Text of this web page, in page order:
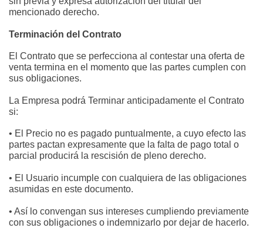
mencionado derecho.
Terminación del Contrato
El Contrato que se perfecciona al contestar una oferta de
venta termina en el momento que las partes cumplen con
sus obligaciones.
La Empresa podrá Terminar anticipadamente el Contrato
si:
• El Precio no es pagado puntualmente, a cuyo efecto las
partes pactan expresamente que la falta de pago total o
parcial producirá la rescisión de pleno derecho.
• El Usuario incumple con cualquiera de las obligaciones
asumidas en este documento.
• Así lo convengan sus intereses cumpliendo previamente
con sus obligaciones o indemnizarlo por dejar de hacerlo.